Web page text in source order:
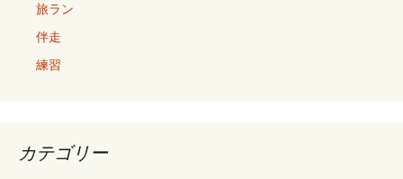
旅ラン
伴走
練習
カテゴリー